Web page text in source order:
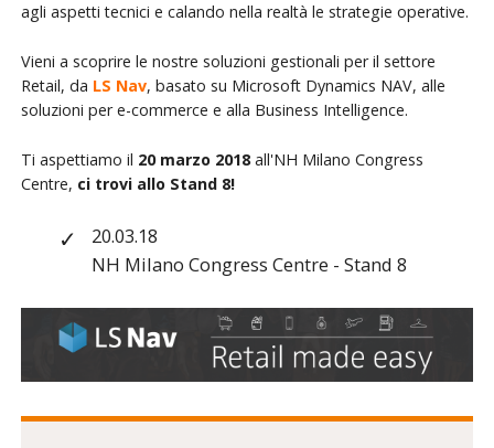
agli aspetti tecnici e calando nella realtà le strategie operative.
Vieni a scoprire le nostre soluzioni gestionali per il settore
Retail, da LS Nav, basato su Microsoft Dynamics NAV, alle
soluzioni per e-commerce e alla Business Intelligence.
Ti aspettiamo il 20 marzo 2018all'NH Milano Congress
Centre, ci trovi allo Stand 8!
20.03.18
NH Milano Congress Centre - Stand 8